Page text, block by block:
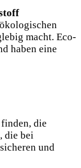
macht. Eco-
haben eine
die
die bei⁤
und